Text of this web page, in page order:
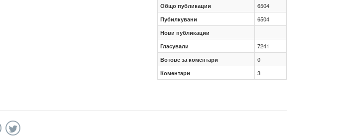
Общо публикации
6504
Пубилкувани
6504
Нови публикации
Гласували
7241
Вотове за коментари
0
Коментари
3